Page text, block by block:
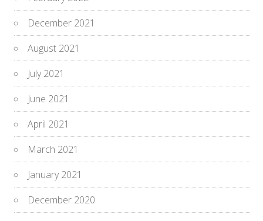
December 2021
August 2021
July 2021
June 2021
April 2021
March 2021
January 2021
December 2020